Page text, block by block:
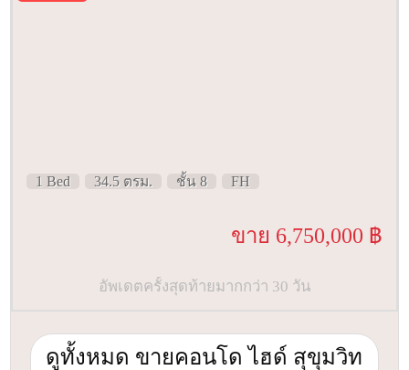
1 Bed 34.5 ตรม. ชั้น 8 FH
ขาย 6,750,000 ฿
อัพเดตครั้งสุดท้ายมากกว่า 30 วัน
ดูทั้งหมด ขายคอนโด ไฮด์ สุขุมวิท